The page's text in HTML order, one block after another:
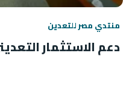
منتدي مصر للتعدين
دعم الاستثمار